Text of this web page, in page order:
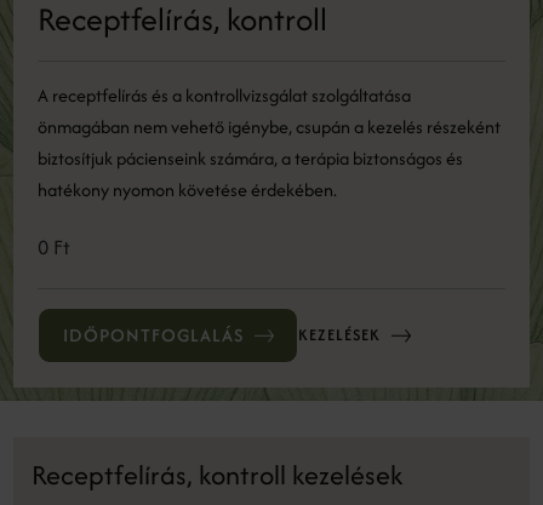
Receptfelírás, kontroll
A receptfelírás és a kontrollvizsgálat szolgáltatása
önmagában nem vehető igénybe, csupán a kezelés részeként
biztosítjuk pácienseink számára, a terápia biztonságos és
hatékony nyomon követése érdekében.
0 Ft
IDŐPONTFOGLALÁS KEZELÉSEK
Receptfelírás, kontroll kezelések